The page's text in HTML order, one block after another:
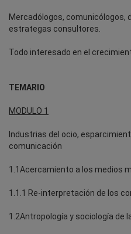
Mercadólogos, comunicólogos,
estrategas consultores.
Todo interesado en el
TEMARIO
MODULO 1
Industrias del ocio,
comunicación
1.1Acercamiento a los medios
1.1.1 Re-interpretación de los
1.2Antropología y sociología de